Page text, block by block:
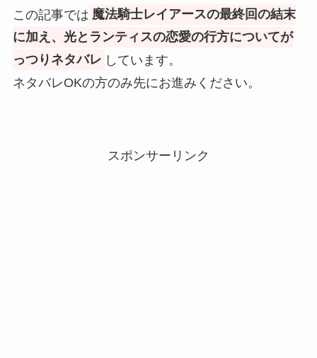
この記事では 魔法騎士レイアースの最終回の結末
に加え、光とランティスの恋愛の行方についてが
っつりネタバレ しています。
ネタバレOKの方のみ先にお進みください。
スポンサーリンク